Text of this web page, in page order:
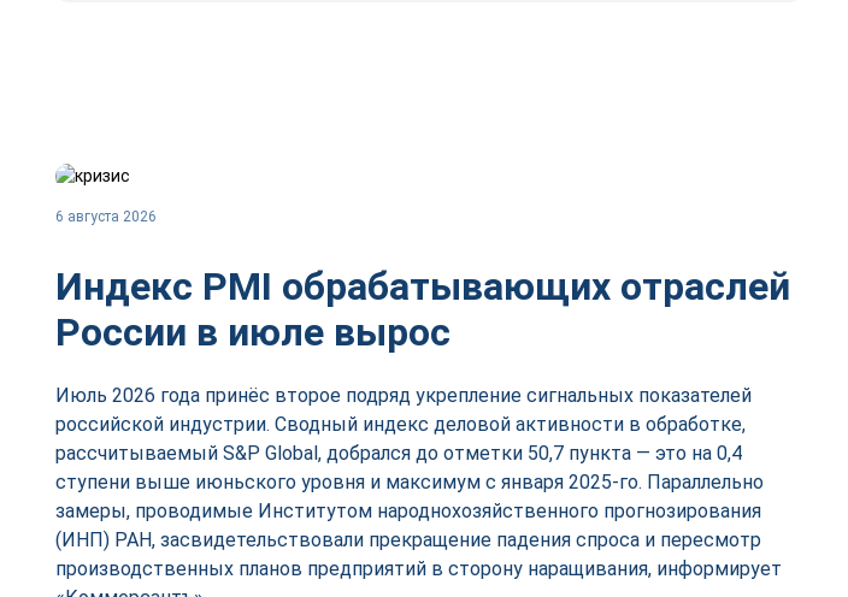
6 августа 2026
Индекс PMI обрабатывающих отраслей
России в июле вырос
Июль 2026 года принёс второе подряд укрепление сигнальных показателей
российской индустрии. Сводный индекс деловой активности в обработке,
рассчитываемый S&P Global, добрался до отметки 50,7 пункта — это на 0,4
ступени выше июньского уровня и максимум с января 2025-го. Параллельно
замеры, проводимые Институтом народнохозяйственного прогнозирования
(ИНП) РАН, засвидетельствовали прекращение падения спроса и пересмотр
производственных планов предприятий в сторону наращивания, информирует